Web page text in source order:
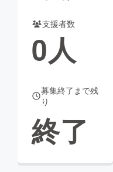
CAMPFIRE Creation
コミュニティ
支援者数
0人
募集終了まで残
り
終了